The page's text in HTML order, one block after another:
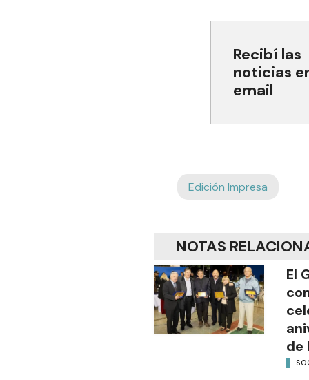
Recibí las
noticias
email
Edición Impresa
NOTAS
El
de